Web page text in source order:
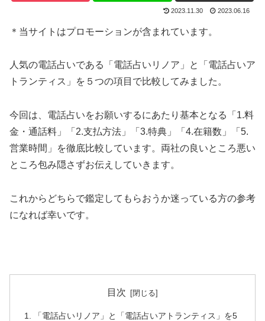
2023.11.30 2023.06.16
＊当サイトはプロモーションが含まれています。
人気の電話占いである「電話占いリノア」と「電話占いア
トランティス」を５つの項目で比較してみました。
今回は、電話占いをお願いするにあたり基本となる「1.料
金・通話料」「2.支払方法」「3.特典」「4.在籍数」「5.
営業時間」を徹底比較しています。両社の良いところ悪い
ところ包み隠さずお伝えしていきます。
これからどちらで鑑定してもらおうか迷っている方の参考
になれば幸いです。
目次
「電話占いリノア」と「電話占いアトランティス」を5